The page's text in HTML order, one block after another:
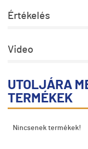
Értékelés
Video
UTOLJÁRA
TERMÉKEK
Nincsenek termékek!